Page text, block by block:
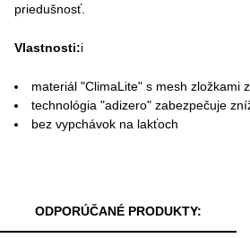
priedušnosť.
Vlastnosti:i
materiál "ClimaLite" s mesh zložkami
technológia "adizero" zabezpečuje
bez vypchávok na lakťoch
ODPORÚČANÉ PRODUKTY: